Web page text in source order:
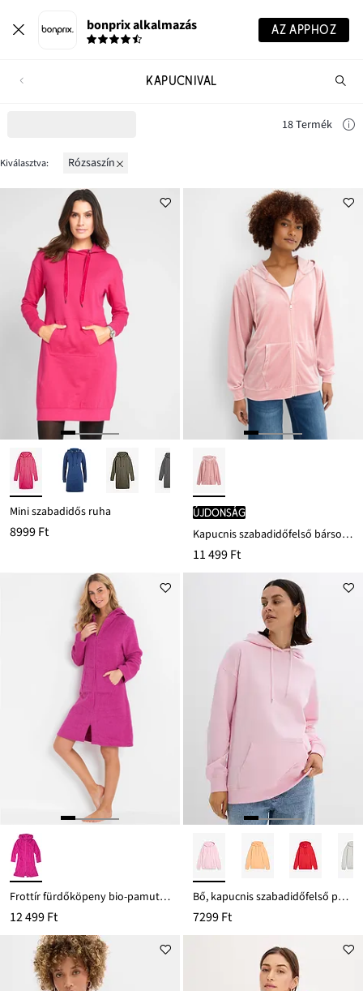
bonprix alkalmazás AZ APPHOZ
KAPUCNIVAL
18 Termék
Kiválasztva: rózsaszín
Mini szabadidős ruha
8999 Ft
újdonság
Kapucnis szabadidőfelső bársonyból
11 499 Ft
Frottír fürdőköpeny bio-pamutból, cipzárral
12 499 Ft
Bő, kapucnis szabadidőfelső pamut keverékből
7299 Ft